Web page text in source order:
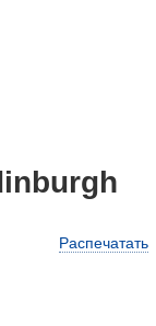
Распечатать